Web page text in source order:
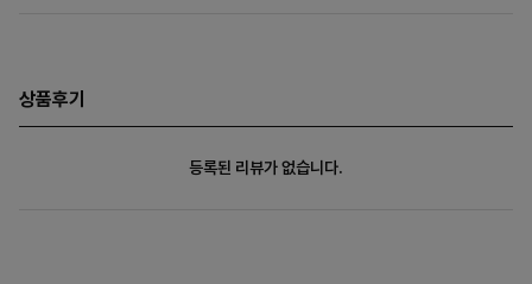
상품후기
등록된 리뷰가 없습니다.